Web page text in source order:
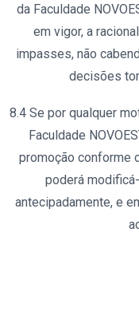
da Faculdade
em vigor, a
impasses, não
decisões
8.4 Se por qualquer
Faculdade
promoção conforme
poderá
antecipadamente, e